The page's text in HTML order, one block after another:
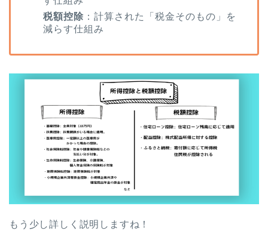
税額控除 ：計算された「税金そのもの」を
減らす仕組み
もう少し詳しく説明しますね！